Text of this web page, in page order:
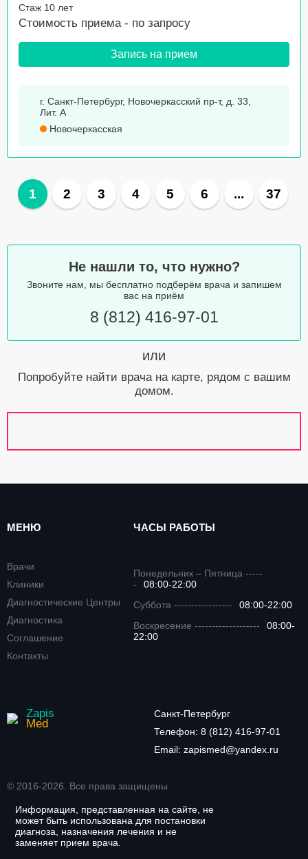
Стаж 10 лет
Стоимость приема - по запросу
Запись на прием
г. Санкт-Петербург, Новочеркасский пр-т, д. 33,
Лит. А
Новочеркасская
1 2 3 4 5 6 ... 37
Не нашли то, что нужно?
Звоните нам, мы бесплатно подберём врача и запишем
вас на приём
8 (812) 416-97-01
или
Попробуйте найти врача на карте, рядом с вашим
домом.
МЕНЮ
Врачи
Клиники
Диагностические Центры
Диагностика
Соглашение
Контакты
ЧАСЫ РАБОТЫ
Понедельник – Пятница -----
-
08:00-22:00
Суббота -----------------
08:00-22:00
Воскресение -------------------
08:00-
22:00
Zapis
Med
Санкт-Петербург
Телефон: 8 (812) 416-97-01
Email: zapismed@yandex.ru
© 2016-2026. Все права защищены
Информация, представленная на сайте, не
может быть использована для постановки
диагноза, назначения лечения и не
заменяет прием врача.